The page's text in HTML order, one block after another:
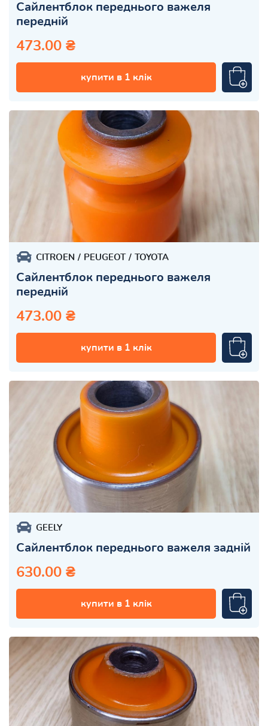
Сайлентблок переднього важеля
передній
473.00 ₴
купити в 1 клік
CITROEN PEUGEOT TOYOTA
Сайлентблок переднього важеля
передній
473.00 ₴
купити в 1 клік
GEELY
Сайлентблок переднього важеля задній
630.00 ₴
купити в 1 клік